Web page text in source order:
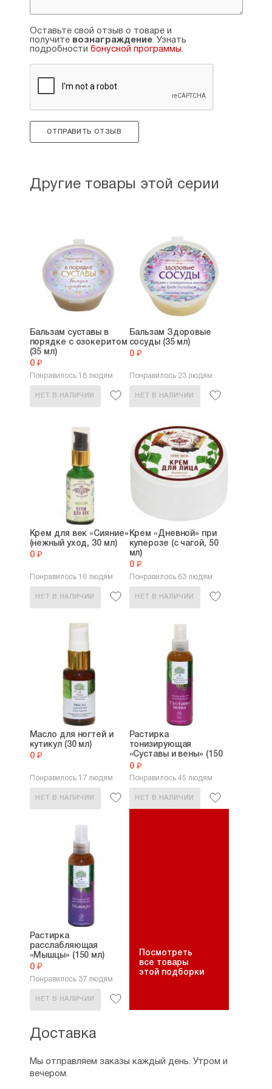
Оставьте свой отзыв о товаре и
получите вознаграждение. Узнать
подробности бонусной программы.
ОТПРАВИТЬ ОТЗЫВ
Другие товары этой серии
Бальзам суставы в
порядке с озокеритом
(35 мл)
0 ₽
Понравилось 18 людям
НЕТ В НАЛИЧИИ
Бальзам Здоровые
сосуды (35 мл)
0 ₽
Понравилось 23 людям
НЕТ В НАЛИЧИИ
Крем для век «Сияние»
(нежный уход, 30 мл)
0 ₽
Понравилось 16 людям
НЕТ В НАЛИЧИИ
Крем «Дневной» при
куперозе (с чагой, 50
мл)
0 ₽
Понравилось 63 людям
НЕТ В НАЛИЧИИ
Масло для ногтей и
кутикул (30 мл)
0 ₽
Понравилось 17 людям
НЕТ В НАЛИЧИИ
Растирка
тонизирующая
«Суставы и вены» (150
мл)
0 ₽
Понравилось 45 людям
НЕТ В НАЛИЧИИ
Растирка
расслабляющая
«Мышцы» (150 мл)
0 ₽
Понравилось 37 людям
НЕТ В НАЛИЧИИ
Посмотреть
все товары
этой подборки
Доставка
Мы отправляем заказы каждый день. Утром и
вечером.